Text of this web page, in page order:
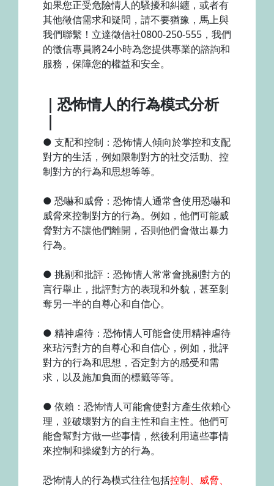
如果您正受危險情人的騷擾和糾纏，或者有
其他徵信需求和疑問，請不要猶豫，馬上與
我們聯繫！立達徵信社0800-250-555，我們
的徵信專員將24小時為您提供專業的諮詢和
服務，保障您的權益和安全。
｜恐怖情人的行為模式分析
｜
● 支配和控制：恐怖情人傾向於掌控和支配
對方的生活，例如限制對方的社交活動、控
制對方的行為和思想等等。
● 恐嚇和威脅：恐怖情人通常會使用恐嚇和
威脅來控制對方的行為。例如，他們可能威
脅對方不讓他們離開，否則他們會做出暴力
行為。
● 挑剔和批評：恐怖情人常常會挑剔對方的
言行舉止，批評對方的表現和外貌，甚至剝
奪另一半的自尊心和自信心。
● 精神虐待：恐怖情人可能會使用精神虐待
來玷污對方的自尊心和自信心，例如，批評
對方的行為和思想，否定對方的感受和需
求，以及施加負面的標籤等等。
● 依賴：恐怖情人可能會使對方產生依賴心
理，並破壞對方的自主性和自主性。他們可
能會幫對方做一些事情，然後利用這些事情
來控制和操縱對方的行為。
恐怖情人的行為模式往往包括控制、威脅、